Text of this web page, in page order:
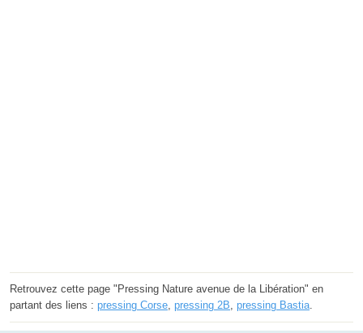
Retrouvez cette page "Pressing Nature avenue de la Libération" en
partant des liens : pressing Corse, pressing 2B, pressing Bastia.